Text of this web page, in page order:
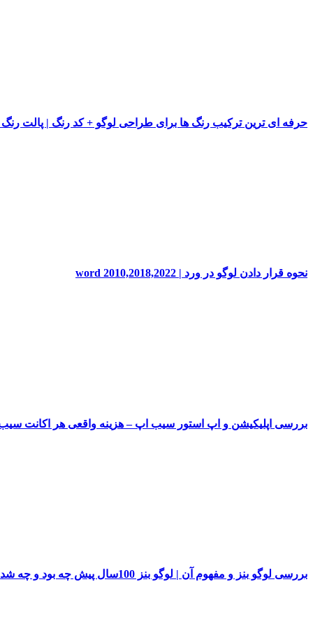
حرفه ای ترین ترکیب رنگ ها برای طراحی لوگو + کد رنگ | پالت
نحوه قرار دادن لوگو در ورد | word 2010,2018,2022
بررسی اپلیکیشن و اپ استور سیب اپ – هزینه واقعی هر اکانت
بررسی لوگو بنز و مفهوم آن | لوگو بنز 100سال پیش چه بود و چه شد!